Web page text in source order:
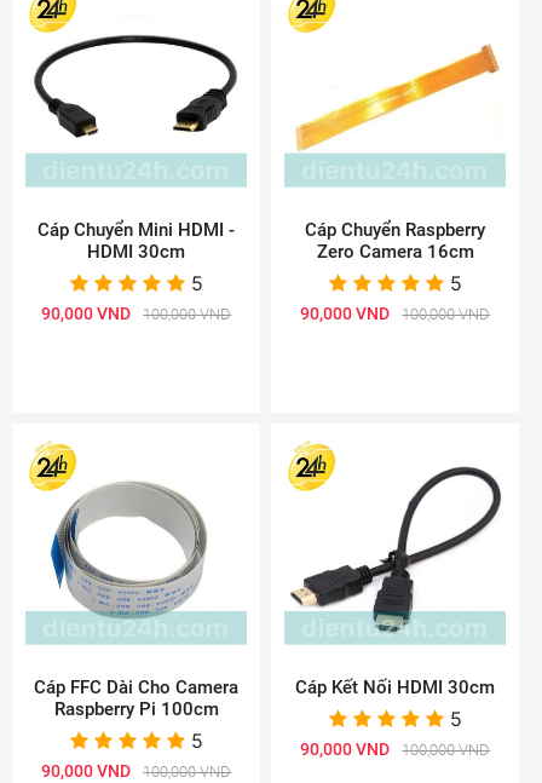
Cáp Chuyển Mini HDMI -
HDMI 30cm
5
90,000 VND 100,000 VND
Cáp Chuyển Raspberry
Zero Camera 16cm
5
90,000 VND 100,000 VND
Cáp FFC Dài Cho Camera
Raspberry Pi 100cm
5
90,000 VND 100,000 VND
Cáp Kết Nối HDMI 30cm
5
90,000 VND 100,000 VND